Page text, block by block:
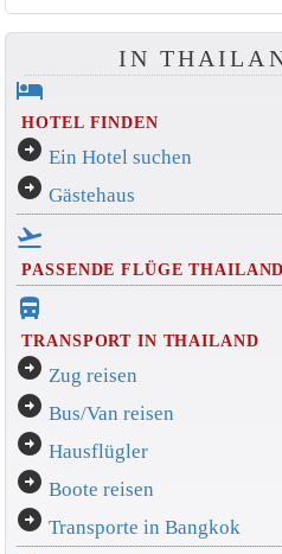
IN
hotel
HOTEL FINDEN
arrow_circle_right Ein Hotel suchen
arrow_circle_right Gästehaus
flight_takeoff
PASSENDE FLÜGE THAILAND
directions_bus_filled
TRANSPORT IN THAILAND
arrow_circle_right Zug reisen
arrow_circle_right Bus/Van reisen
arrow_circle_right Hausflügler
arrow_circle_right Boote reisen
arrow_circle_right Transporte in Bangkok